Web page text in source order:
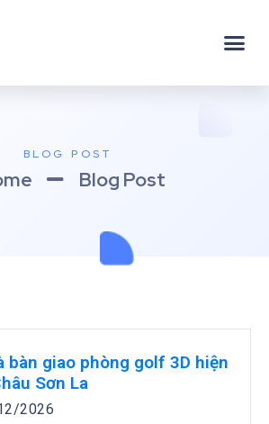
BLOG POST
Blog Post
bàn giao phòng golf 3D hiện
Sơn La
2026